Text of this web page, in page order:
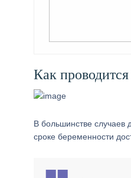
Как
В большинстве случаев
сроке беременности